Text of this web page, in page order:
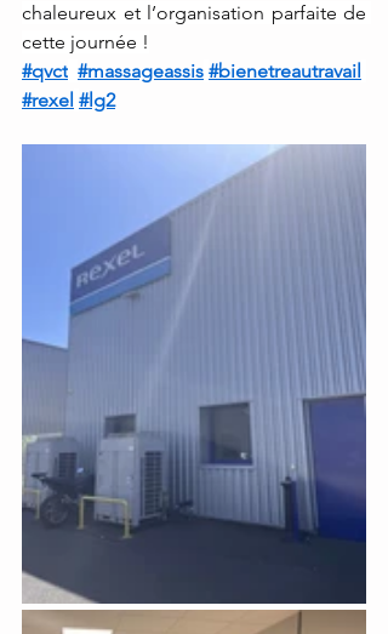
chaleureux et l’organisation parfaite de
cette journée !
#qvct #massageassis #bienetreautravail
#rexel #lg2